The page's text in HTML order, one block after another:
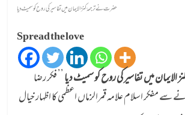
حضرت نے ترجمۂ کنز الایمان میں تفاسیر کی روح کو سمیٹ دیا
Spread the love
میں تفاسیر کی روح کو سمیٹ دیا ’’ فکر رضا
سے مفکر اسلام علامہ قمرالزماں اعظمی کا اظہار خیال